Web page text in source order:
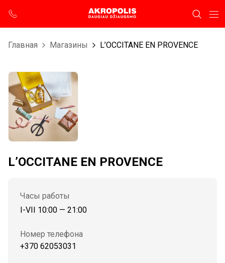
Главная Магазины L’OCCITANE EN PROVENCE
L’OCCITANE EN PROVENCE
Часы работы
I-VII 10:00 — 21:00
Номер телефона
+370 62053031